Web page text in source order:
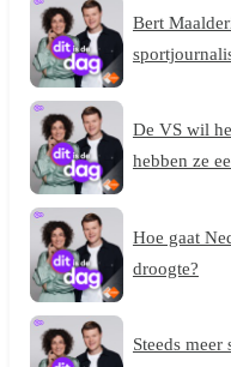
Bert
De VS wil
hebben ze
Hoe gaat
droogte?
Steeds meer